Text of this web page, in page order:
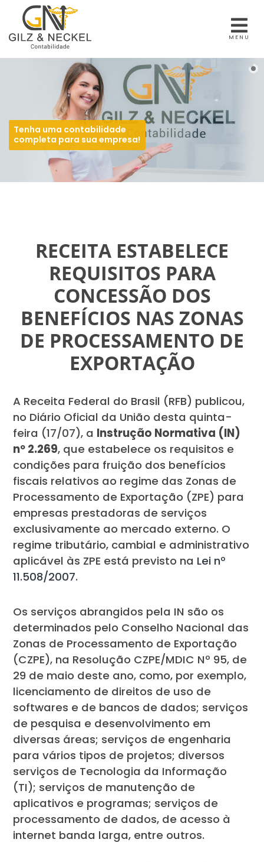
MENU
Tenha uma contabilidade
completa para sua empresa!
RECEITA ESTABELECE
REQUISITOS PARA
CONCESSÃO DOS
BENEFÍCIOS NAS ZONAS
DE PROCESSAMENTO DE
EXPORTAÇÃO
A Receita Federal do Brasil (RFB) publicou,
no Diário Oficial da União desta quinta-
feira (17/07), a Instrução Normativa (IN)
nº 2.269, que estabelece os requisitos e
condições para fruição dos benefícios
fiscais relativos ao regime das Zonas de
Processamento de Exportação (ZPE) para
empresas prestadoras de serviços
exclusivamente ao mercado externo. O
regime tributário, cambial e administrativo
aplicável às ZPE está previsto na Lei nº
11.508/2007.
Os serviços abrangidos pela IN são os
determinados pelo Conselho Nacional das
Zonas de Processamento de Exportação
(CZPE), na Resolução CZPE/MDIC Nº 95, de
29 de maio deste ano, como, por exemplo,
licenciamento de direitos de uso de
softwares e de bancos de dados; serviços
de pesquisa e desenvolvimento em
diversas áreas; serviços de engenharia
para vários tipos de projetos; diversos
serviços de Tecnologia da Informação
(TI); serviços de manutenção de
aplicativos e programas; serviços de
processamento de dados, de acesso à
internet banda larga, entre outros.